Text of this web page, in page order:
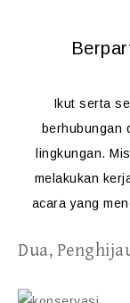
Ikut serta
berhubungan
lingkungan.
melakukan
acara yang
Dua,